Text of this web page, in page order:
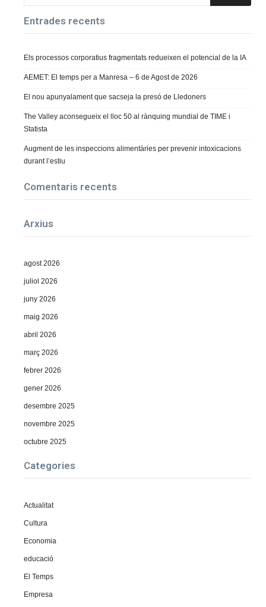
Entrades recents
Els processos corporatius fragmentats redueixen el potencial de la IA
AEMET: El temps per a Manresa – 6 de Agost de 2026
El nou apunyalament que sacseja la presó de Lledoners
The Valley aconsegueix el lloc 50 al rànquing mundial de TIME i
Statista
Augment de les inspeccions alimentàries per prevenir intoxicacions
durant l’estiu
Comentaris recents
Arxius
agost 2026
juliol 2026
juny 2026
maig 2026
abril 2026
març 2026
febrer 2026
gener 2026
desembre 2025
novembre 2025
octubre 2025
Categories
Actualitat
Cultura
Economia
educació
El Temps
Empresa